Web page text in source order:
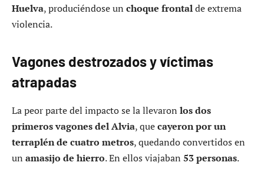
Huelva, produciéndose un choque frontalde extrema
violencia.
Vagones destrozados y víctimas
atrapadas
La peor parte del impacto se la llevaron los dos
primeros vagones del Alvia, quecayeron por un
terraplén de cuatro metros, quedando convertidos en
un amasijo de hierro. En ellos viajaban 53 personas.